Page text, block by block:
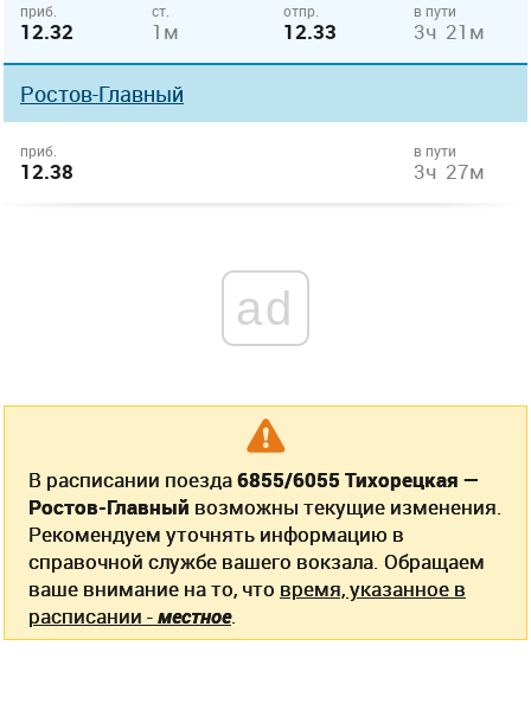
приб.
12.32
ст.
1м
отпр.
12.33
в пути
3ч 21м
Ростов-Главный
приб.
12.38
в пути
3ч 27м
ad
В расписании поезда6855/6055 Тихорецкая —
Ростов-Главный возможны текущие изменения.
Рекомендуем уточнять информацию в
справочной службе вашего вокзала. Обращаем
ваше внимание на то, что время, указанное в
расписании -местное.